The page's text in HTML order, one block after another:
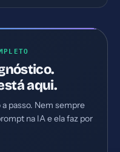
aqui.
passo. Nem sempre
na IA e ela faz por